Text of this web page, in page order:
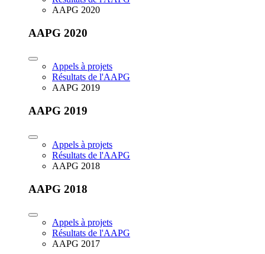
AAPG 2020
AAPG 2020
Appels à projets
Résultats de l'AAPG
AAPG 2019
AAPG 2019
Appels à projets
Résultats de l'AAPG
AAPG 2018
AAPG 2018
Appels à projets
Résultats de l'AAPG
AAPG 2017